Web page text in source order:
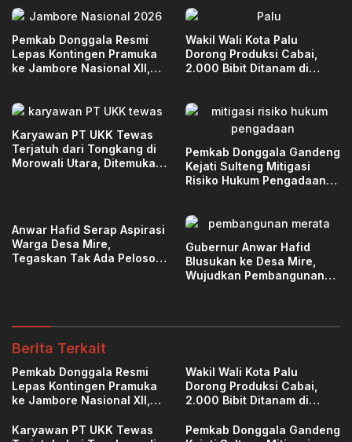
Pemkab Donggala Resmi
Lepas Kontingen Pramuka
ke Jambore Nasional XII,
Wakil Wali Kota Palu
Dorong Produksi Cabai,
2.000 Bibit Ditanam di
Karyawan PT UKK Tewas
Terjatuh dari Tongkang di
Morowali Utara, Ditemukan
Pemkab Donggala Gandeng
Kejati Sulteng Mitigasi
Risiko Hukum Pengadaan
Anwar Hafid Serap Aspirasi
Warga Desa Mire,
Tegaskan Tak Ada Pelosok
Gubernur Anwar Hafid
Blusukan ke Desa Mire,
Wujudkan Pembangunan
Berita Terkait
Pemkab Donggala Resmi
Lepas Kontingen Pramuka
ke Jambore Nasional XII,
Wakil Wali Kota Palu
Dorong Produksi Cabai,
2.000 Bibit Ditanam di
Karyawan PT UKK Tewas
Pemkab Donggala Gandeng